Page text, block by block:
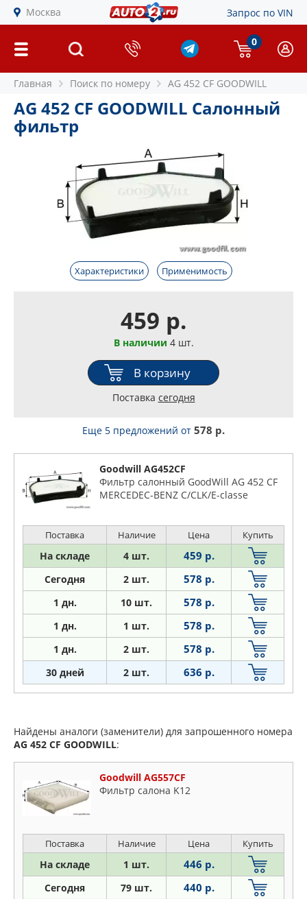
Москва Запрос по VIN
0
Главная Поиск по номеру AG 452 CF GOODWILL
AG 452 CF GOODWILL Салонный
фильтр
Характеристики Применимость
459 р.
В наличии 4 шт.
В корзину
Поставка сегодня
Еще 5 предложений от 578 р.
Goodwill AG452CF
Фильтр салонный GoodWill AG 452 CF
MERCEDEC-BENZ C/CLK/E-classe
Поставка Наличие Цена Купить
На складе 4 шт. 459 р.
Сегодня 2 шт. 578 р.
1 дн. 10 шт. 578 р.
1 дн. 1 шт. 578 р.
1 дн. 2 шт. 578 р.
30 дней 2 шт. 636 р.
Найдены аналоги (заменители) для запрошенного номера
AG 452 CF GOODWILL:
Goodwill AG557CF
Фильтр салона K12
Поставка Наличие Цена Купить
На складе 1 шт. 446 р.
Сегодня 79 шт. 440 р.